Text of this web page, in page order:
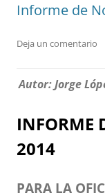
Informe de
Deja un comentario
Autor: Jorge
INFORME
2014
PARA LA